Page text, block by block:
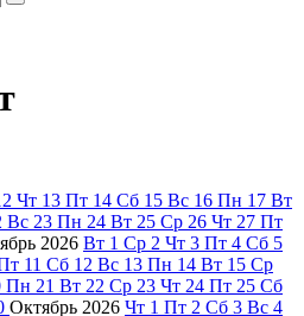
Чт 13 Пт 14 Сб 15 Вс 16 Пн 17 Вт
Вс 23 Пн 24 Вт 25 Ср 26 Чт 27 Пт
2026 Вт 1 Ср 2 Чт 3 Пт 4 Сб 5
11 Сб 12 Вс 13 Пн 14 Вт 15 Ср
Пн 21 Вт 22 Ср 23 Чт 24 Пт 25 Сб
Октябрь 2026 Чт 1 Пт 2 Сб 3 Вс 4